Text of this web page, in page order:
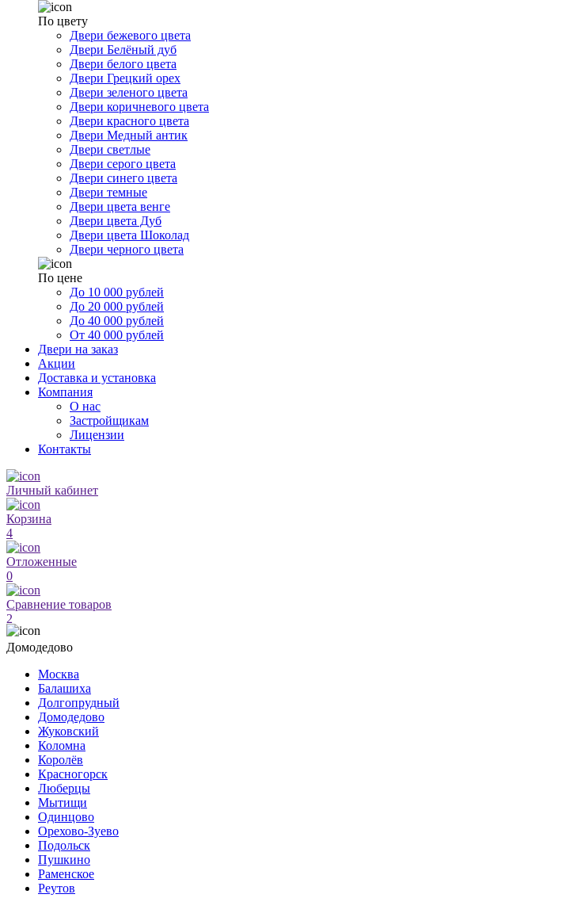
По цвету
Двери бежевого цвета
Двери Белёный дуб
Двери белого цвета
Двери Грецкий орех
Двери зеленого цвета
Двери коричневого цвета
Двери красного цвета
Двери Медный антик
Двери светлые
Двери серого цвета
Двери синего цвета
Двери темные
Двери цвета венге
Двери цвета Дуб
Двери цвета Шоколад
Двери черного цвета
По цене
До 10 000 рублей
До 20 000 рублей
До 40 000 рублей
От 40 000 рублей
Двери на заказ
Акции
Доставка и установка
Компания
О нас
Застройщикам
Лицензии
Контакты
Личный кабинет
Корзина
4
Отложенные
0
Сравнение товаров
2
Домодедово
Москва
Балашиха
Долгопрудный
Домодедово
Жуковский
Коломна
Королёв
Красногорск
Люберцы
Мытищи
Одинцово
Орехово-Зуево
Подольск
Пушкино
Раменское
Реутов